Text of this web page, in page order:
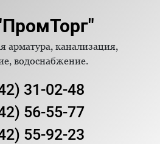
арматура, канализация,
водоснабжение.
31-02-48
56-55-77
55-92-23